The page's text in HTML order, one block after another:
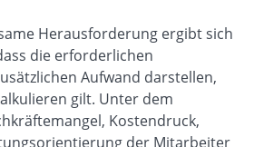
Herausforderung ergibt sich
die erforderlichen
Aufwand darstellen,
gilt. Unter dem
Kostendruck,
der Mitarbeiter